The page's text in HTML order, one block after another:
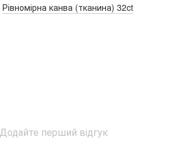
Рівномірна канва (тканина) 32ct
Додайте перший відгук